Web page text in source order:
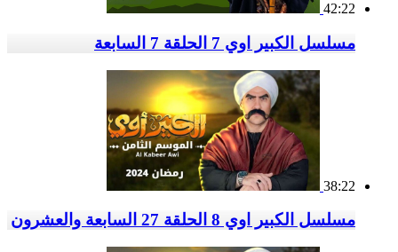
42:22
مسلسل الكبير اوي 7 الحلقة 7 السابعة
38:22
مسلسل الكبير اوي 8 الحلقة 27 السابعة والعشرون